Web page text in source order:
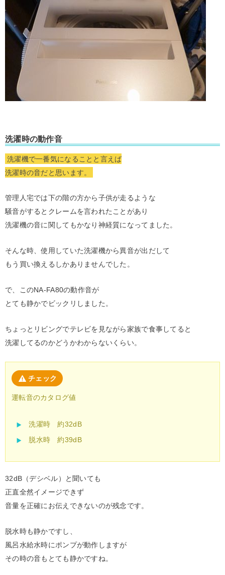
洗濯時の動作音
洗濯機で一番気になることと言えば
洗濯時の音だと思います。
管理人宅では下の階の方から子供が走るような
騒音がするとクレームを言われたことがあり
洗濯機の音に関してもかなり神経質になってました。
そんな時、使用していた洗濯機から異音が出だして
もう買い換えるしかありませんでした。
で、このNA-FA80の動作音が
とても静かでビックリしました。
ちょっとリビングでテレビを見ながら家族で食事してると
洗濯してるのかどうかわからないくらい。
チェック
運転音のカタログ値
洗濯時 約32dB
脱水時 約39dB
32dB（デシベル）と聞いても
正直全然イメージできず
音量を正確にお伝えできないのが残念です。
脱水時も静かですし、
風呂水給水時にポンプが動作しますが
その時の音もとても静かですね。